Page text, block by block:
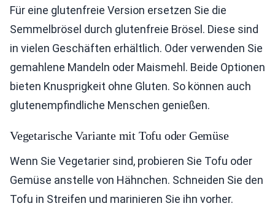
Für eine glutenfreie Version ersetzen Sie die
Semmelbrösel durch glutenfreie Brösel. Diese sind
in vielen Geschäften erhältlich. Oder verwenden Sie
gemahlene Mandeln oder Maismehl. Beide Optionen
bieten Knusprigkeit ohne Gluten. So können auch
glutenempfindliche Menschen genießen.
Vegetarische Variante mit Tofu oder Gemüse
Wenn Sie Vegetarier sind, probieren Sie Tofu oder
Gemüse anstelle von Hähnchen. Schneiden Sie den
Tofu in Streifen und marinieren Sie ihn vorher.